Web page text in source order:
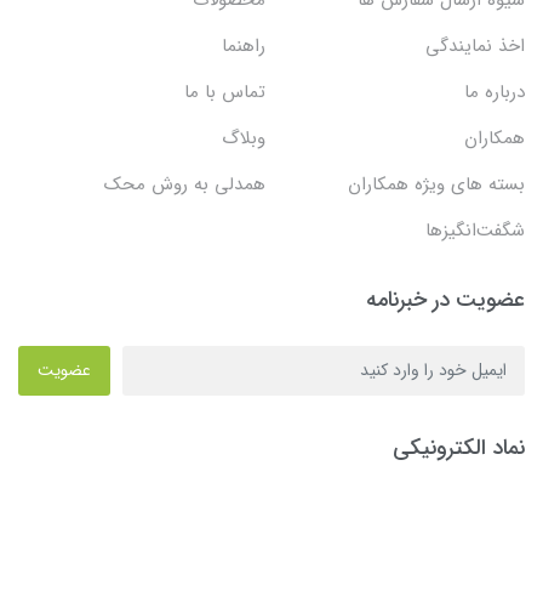
اخذ نمایندگی
راهنما
درباره ما
تماس با ما
همکاران
وبلاگ
بسته های ویژه همکاران
همدلی به روش محک
شگفت‌انگیزها
عضویت در خبرنامه
عضویت
نماد الکترونیکی